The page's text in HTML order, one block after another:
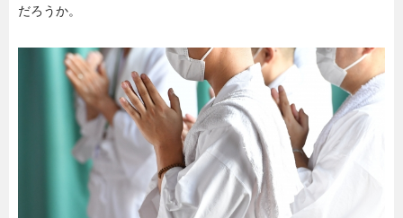
暮らし エンタメ
連載一覧
だろうか。